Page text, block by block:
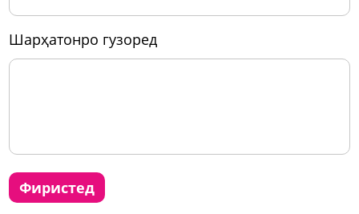
шарҳатонро гузоред
фиристед